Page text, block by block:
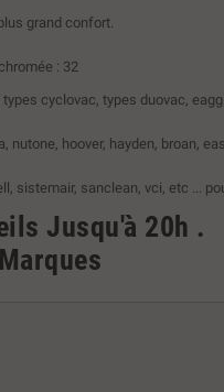
grand confort.
: 32
types cyclovac, types duovac,
hoover, hayden, broan,
sistemair, sanclean, vci, etc ...
Jusqu'à 20h .